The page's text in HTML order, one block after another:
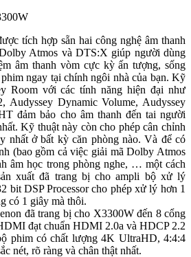
tích hợp sẵn hai công nghệ âm thanh
Atmos và DTS:X giúp người dùng
âm thanh vòm cực kỳ ấn tượng, sống
ngay tại chính ngôi nhà của bạn. Kỹ
Room với các tính năng hiện đại như
Audyssey Dynamic Volume, Audyssey
đảm bảo cho âm thanh đến tai người
Kỹ thuật này còn cho phép cân chỉnh
nhất ở bất kỳ căn phòng nào. Và để có
(bao gồm cả việc giải mã Dolby Atmos
âm học trong phòng nghe, … một cách
xuất đã trang bị cho ampli bộ xử lý
bit DSP Processor cho phép xử lý hơn 1
có 1 giây mà thôi.
đã trang bị cho X3300W đến 8 cổng
đạt chuẩn HDMI 2.0a và HDCP 2.2
phim có chất lượng 4K UltraHD, 4:4:4
nét, rõ ràng và chân thật nhất.